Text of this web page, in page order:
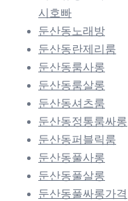
시호빠
둔산동노래방
둔산동란제리룸
둔산동룸사롱
둔산동룸살롱
둔산동셔츠룸
둔산동정통룸싸롱
둔산동퍼블릭룸
둔산동풀사롱
둔산동풀살롱
둔산동풀싸롱가격